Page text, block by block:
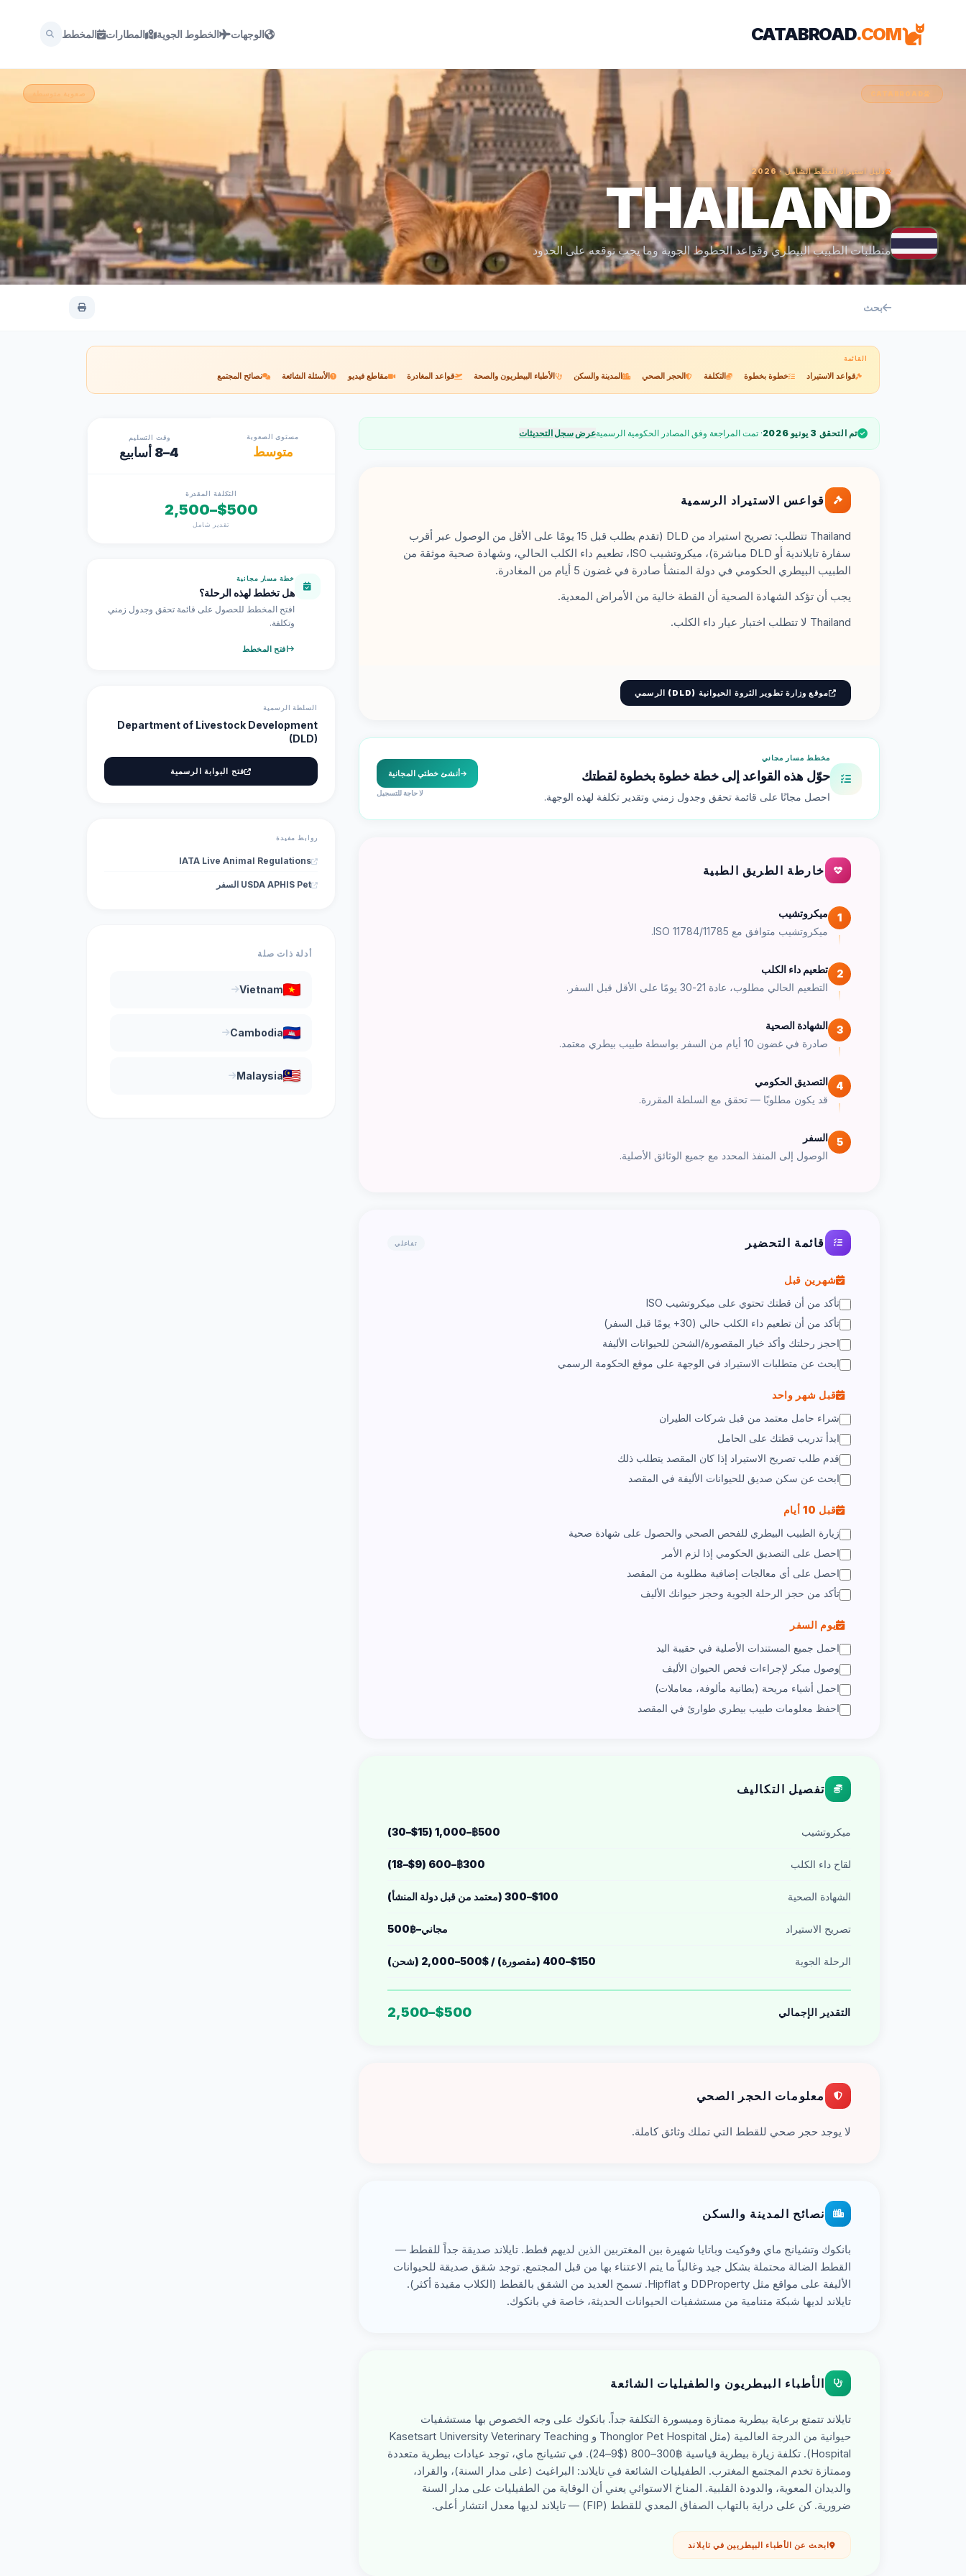
CATABROAD.COM الوجهات الخطوط الجوية المطارات المخطط
صعوبة متوسطة CATABROAD
دليل استيراد القطط الشامل · 2026
THAILAND
متطلبات الطبيب البيطري وقواعد الخطوط الجوية وما يجب توقعه على الحدود
بحث
القائمة
قواعد الاستيراد خطوة بخطوة التكلفة الحجر الصحي المدينة والسكن الأطباء البيطريون والصحة قواعد المغادرة مقاطع فيديو الأسئلة الشائعة نصائح المجتمع
تم التحقق 3 يونيو 2026 · تمت المراجعة وفق المصادر الحكومية الرسميةعرض سجل التحديثات
قواعس الاستيراد الرسمية
Thailand تتطلب: تصريح استيراد من DLD (تقدم بطلب قبل 15 يومًا على الأقل من الوصول عبر أقرب
سفارة تايلاندية أو DLD مباشرة)، ميكروتشيب ISO، تطعيم داء الكلب الحالي، وشهادة صحية موثقة من
الطبيب البيطري الحكومي في دولة المنشأ صادرة في غضون 5 أيام من المغادرة.
يجب أن تؤكد الشهادة الصحية أن القطة خالية من الأمراض المعدية.
Thailand لا تتطلب اختبار عيار داء الكلب.
موقع وزارة تطوير الثروة الحيوانية (DLD) الرسمي
مخطط مسار مجاني
حوّل هذه القواعد إلى خطة خطوة بخطوة لقطتك
احصل مجانًا على قائمة تحقق وجدول زمني وتقدير تكلفة لهذه الوجهة.
أنشئ خطتي المجانية
لا حاجة للتسجيل
خارطة الطريق الطبية
1
ميكروتشيب
ميكروتشيب متوافق مع ISO 11784/11785.
2
تطعيم داء الكلب
التطعيم الحالي مطلوب، عادة 21-30 يومًا على الأقل قبل السفر.
3
الشهادة الصحية
صادرة في غضون 10 أيام من السفر بواسطة طبيب بيطري معتمد.
4
التصديق الحكومي
قد يكون مطلوبًا — تحقق مع السلطة المقررة.
5
السفر
الوصول إلى المنفذ المحدد مع جميع الوثائق الأصلية.
قائمة التحضير تفاعلي
شهرين قبل
تأكد من أن قطتك تحتوي على ميكروتشيب ISO
تأكد من أن تطعيم داء الكلب حالي (30+ يومًا قبل السفر)
احجز رحلتك وأكد خيار المقصورة/الشحن للحيوانات الأليفة
ابحث عن متطلبات الاستيراد في الوجهة على موقع الحكومة الرسمي
قبل شهر واحد
شراء حامل معتمد من قبل شركات الطيران
ابدأ تدريب قطتك على الحامل
قدم طلب تصريح الاستيراد إذا كان المقصد يتطلب ذلك
ابحث عن سكن صديق للحيوانات الأليفة في المقصد
قبل 10 أيام
زيارة الطبيب البيطري للفحص الصحي والحصول على شهادة صحية
احصل على التصديق الحكومي إذا لزم الأمر
احصل على أي معالجات إضافية مطلوبة من المقصد
تأكد من حجز الرحلة الجوية وحجز حيوانك الأليف
يوم السفر
احمل جميع المستندات الأصلية في حقيبة اليد
وصول مبكر لإجراءات فحص الحيوان الأليف
احمل أشياء مريحة (بطانية مألوفة، معاملات)
احفظ معلومات طبيب بيطري طوارئ في المقصد
تفصيل التكاليف
ميكروتشيب ฿500–1,000 ($15–30)
لقاح داء الكلب ฿300–600 ($9–18)
الشهادة الصحية $100–300 (معتمد من قبل دولة المنشأ)
تصريح الاستيراد مجاني–฿500
الرحلة الجوية $150–400 (مقصورة) / $500–2,000 (شحن)
التقدير الإجمالي $500–2,500
معلومات الحجر الصحي
لا يوجد حجر صحي للقطط التي تملك وثائق كاملة.
نصائح المدينة والسكن
بانكوك وتشيانج ماي وفوكيت وباتايا شهيرة بين المغتربين الذين لديهم قطط. تايلاند صديقة جداً للقطط —
القطط الضالة محتملة بشكل جيد وغالباً ما يتم الاعتناء بها من قبل المجتمع. توجد شقق صديقة للحيوانات
الأليفة على مواقع مثل DDProperty و Hipflat. تسمح العديد من الشقق بالقطط (الكلاب مقيدة أكثر).
تايلاند لديها شبكة متنامية من مستشفيات الحيوانات الحديثة، خاصة في بانكوك.
الأطباء البيطريون والطفيليات الشائعة
تايلاند تتمتع برعاية بيطرية ممتازة وميسورة التكلفة جداً. بانكوك على وجه الخصوص بها مستشفيات
حيوانية من الدرجة العالمية (مثل Thonglor Pet Hospital و Kasetsart University Veterinary Teaching
Hospital). تكلفة زيارة بيطرية قياسية ฿300–800 ($9–24). في تشيانج ماي، توجد عيادات بيطرية متعددة
وممتازة تخدم المجتمع المغترب. الطفيليات الشائعة في تايلاند: البراغيث (على مدار السنة)، والقراد،
والديدان المعوية، والدودة القلبية. المناخ الاستوائي يعني أن الوقاية من الطفيليات على مدار السنة
ضرورية. كن على دراية بالتهاب الصفاق المعدي للقطط (FIP) — تايلاند لديها معدل انتشار أعلى.
ابحث عن الأطباء البيطريين في تايلاند
مستوى الصعوبة
متوسط
وقت التسليم
4–8 أسابيع
التكلفة المقدرة
$500–2,500
تقدير شامل
خطة مسار مجانية
هل تخطط لهذه الرحلة؟
افتح المخطط للحصول على قائمة تحقق وجدول زمني
وتكلفة.
افتح المخطط
السلطة الرسمية
Department of Livestock Development
(DLD)
فتح البوابة الرسمية
روابط مفيدة
IATA Live Animal Regulations
USDA APHIS Pet السفر
أدلة ذات صلة
Vietnam
Cambodia
Malaysia